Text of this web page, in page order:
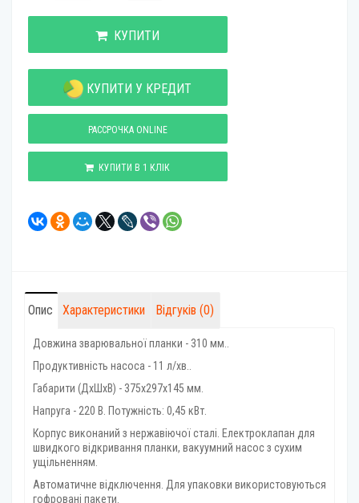
КУПИТИ
КУПИТИ У КРЕДИТ
РАССРОЧКА ONLINE
КУПИТИ В 1 КЛІК
Опис Характеристики Відгуків (0)
Довжина зварювальної планки - 310 мм..
Продуктивність насоса - 11 л/хв..
Габарити (ДхШхВ) - 375x297x145 мм.
Напруга - 220 В. Потужність: 0,45 кВт.
Корпус виконаний з нержавіючої сталі. Електроклапан для
швидкого відкривання планки, вакуумний насос з сухим
ущільненням.
Автоматичне відключення. Для упаковки використовуються
гофровані пакети.